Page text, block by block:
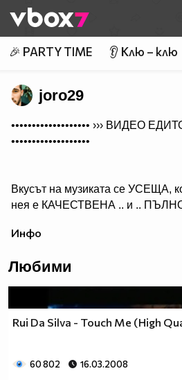
👾
🎉 PARTY TIME 👂 Клю – клю
joro29
••••••••••••••••••• ››› ВИДЕО
•••••••••••••••••••
Вкусът на музиката се УСЕЩА,
нея е КАЧЕСТВЕНА .. и ..
( ако желаеш да получиш нещо,
Инфо
Любими
Rui Da Silva - Touch Me (High
60 802 16.03.2008